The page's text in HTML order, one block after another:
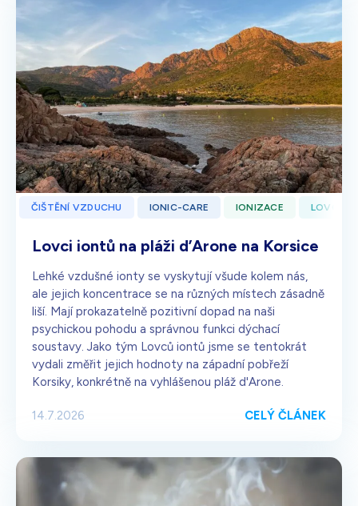
ČIŠTĚNÍ VZDUCHU IONIC-CARE IONIZACE LOVCI
Lovci iontů na pláži d’Arone na Korsice
Lehké vzdušné ionty se vyskytují všude kolem nás,
ale jejich koncentrace se na různých místech zásadně
liší. Mají prokazatelně pozitivní dopad na naši
psychickou pohodu a správnou funkci dýchací
soustavy. Jako tým Lovců iontů jsme se tentokrát
vydali změřit jejich hodnoty na západní pobřeží
Korsiky, konkrétně na vyhlášenou pláž d'Arone.
14.7.2026 CELÝ ČLÁNEK